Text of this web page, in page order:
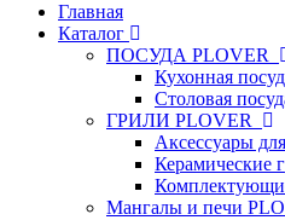
Главная
Каталог
ПОСУДА PLOVER
Кухонная
Столовая
ГРИЛИ PLOVER
Аксессуары
Керамические
Мангалы и печи